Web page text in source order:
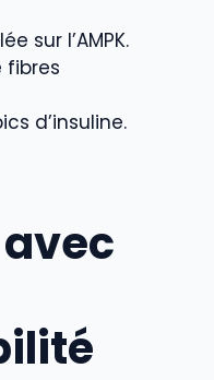
sur l’AMPK.
fibres
d’insuline.